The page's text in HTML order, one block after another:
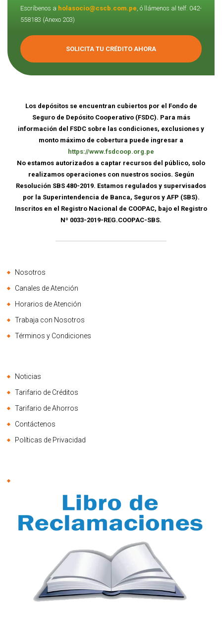
Escríbenos a holasocio@cscb.com.pe, ó llámenos al telf. 042-
558183 (Anexo 203)
SOLICITA TU CRÉDITO AHORA
Los depósitos se encuentran cubiertos por el Fondo de
Seguro de Depósito Cooperativo (FSDC). Para más
información del FSDC sobre las condiciones, exclusiones y
monto máximo de cobertura puede ingresar a
https://www.fsdcoop.org.pe
No estamos autorizados a captar recursos del público, solo
realizamos operaciones con nuestros socios. Según
Resolución SBS 480-2019. Estamos regulados y supervisados
por la Superintendencia de Banca, Seguros y AFP (SBS).
Inscritos en el Registro Nacional de COOPAC, bajo el Registro
Nº 0033-2019-REG.COOPAC-SBS.
Nosotros
Canales de Atención
Horarios de Atención
Trabaja con Nosotros
Términos y Condiciones
Noticias
Tarifario de Créditos
Tarifario de Ahorros
Contáctenos
Políticas de Privacidad